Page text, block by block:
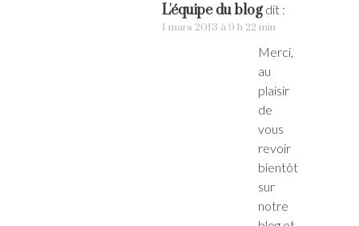
L'équipe du blog dit :
1 mars 2013 à 9 h 22 min
Merci,
au
plaisir
de
vous
revoir
bientôt
sur
notre